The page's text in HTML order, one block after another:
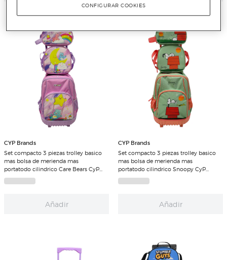
CYP Brands
Set compacto 3 piezas trolley basico
mas bolsa de merienda mas
portatodo cilindrico Care Bears CyP
Brands malva multicolor
Añadir
CYP Brands
Set compacto 3 piezas trolley basico
mas bolsa de merienda mas
portatodo cilindrico Snoopy CyP
Brands verde multicolor
Añadir
CONFIGURAR COOKIES